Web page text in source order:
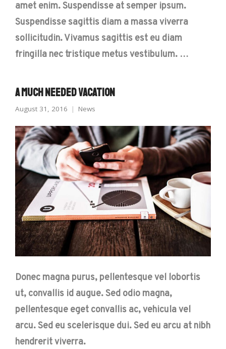
amet enim. Suspendisse at semper ipsum.
Suspendisse sagittis diam a massa viverra
sollicitudin. Vivamus sagittis est eu diam
fringilla nec tristique metus vestibulum. …
A Much Needed Vacation
August 31, 2016 News
Donec magna purus, pellentesque vel lobortis
ut, convallis id augue. Sed odio magna,
pellentesque eget convallis ac, vehicula vel
arcu. Sed eu scelerisque dui. Sed eu arcu at nibh
hendrerit viverra.